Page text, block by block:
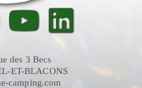
des 3 Becs
ET-BLACONS
camping.com